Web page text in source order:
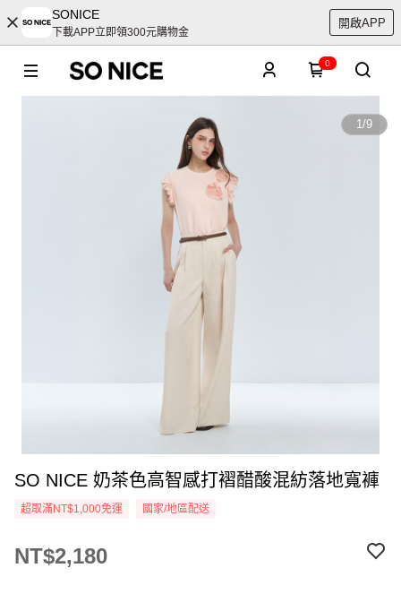
SONICE
下載APP立即領300元購物金
開啟APP
0
1/9
SO NICE 奶茶色高智感打褶醋酸混紡落地寬褲
超取滿NT$1,000免運 國家/地區配送
NT$2,180